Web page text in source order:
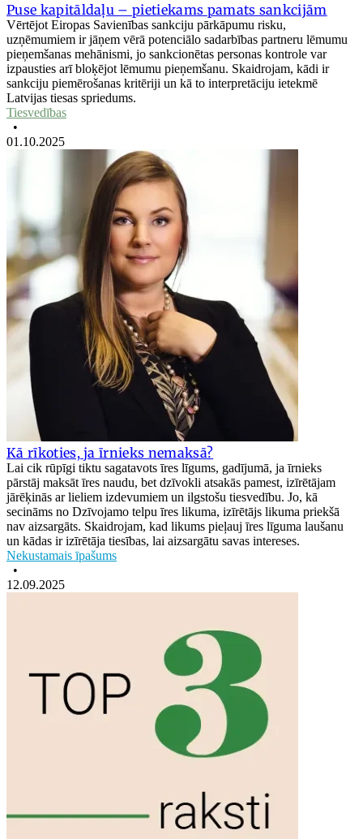
Puse kapitāldaļu – pietiekams pamats sankcijām
Vērtējot Eiropas Savienības sankciju pārkāpumu risku,
uzņēmumiem ir jāņem vērā potenciālo sadarbības partneru lēmumu
pieņemšanas mehānismi, jo sankcionētas personas kontrole var
izpausties arī bloķējot lēmumu pieņemšanu. Skaidrojam, kādi ir
sankciju piemērošanas kritēriji un kā to interpretāciju ietekmē
Latvijas tiesas spriedums.
Tiesvedības
•
01.10.2025
Kā rīkoties, ja īrnieks nemaksā?
Lai cik rūpīgi tiktu sagatavots īres līgums, gadījumā, ja īrnieks
pārstāj maksāt īres naudu, bet dzīvokli atsakās pamest, izīrētājam
jārēķinās ar lieliem izdevumiem un ilgstošu tiesvedību. Jo, kā
secināms no Dzīvojamo telpu īres likuma, izīrētājs likuma priekšā
nav aizsargāts. Skaidrojam, kad likums pieļauj īres līguma laušanu
un kādas ir izīrētāja tiesības, lai aizsargātu savas intereses.
Nekustamais īpašums
•
12.09.2025